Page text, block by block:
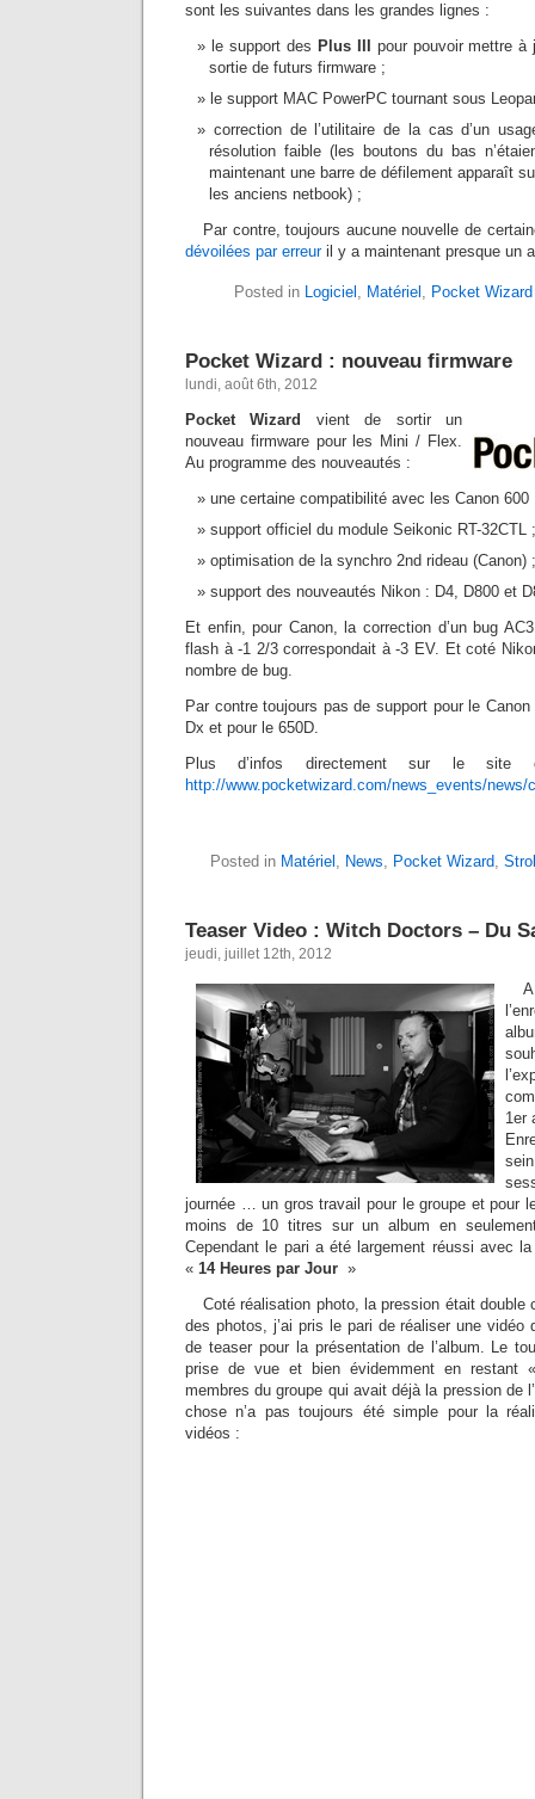
sont les suivantes dans les grandes lignes :
le support des Plus III
pour pouvoir mettre à
sortie de futurs firmware ;
le support MAC PowerPC tournant sous
correction de l’utilitaire de la cas d’un
résolution faible (les boutons du bas
maintenant une barre de défilement apparaît
les anciens netbook) ;
Par contre, toujours aucune nouvelle de
dévoilées par erreuril y a maintenant presque un
Posted in Logiciel , Matériel , Pocket Wizard
Pocket Wizard : nouveau firmware
lundi, août 6th, 2012
Pocket Wizard
vient de sortir un
nouveau firmware pour les Mini / Flex.
Au programme des nouveautés :
une certaine compatibilité avec les Canon 600
support officiel du module Seikonic RT-32CTL ;
optimisation de la synchro 2nd rideau (Canon) ;
support des nouveautés Nikon : D4, D800 et
Et enfin, pour Canon, la correction d’un bug
flash à -1 2/3 correspondait à -3 EV. Et coté
nombre de bug.
Par contre toujours pas de support pour le
Dx et pour le 650D.
Plus d’infos directement sur le site
http://www.pocketwizard.com/news_events/news/
Posted in Matériel , News, Pocket Wizard,
Teaser Video : Witch Doctors – Du
jeudi, juillet 12th, 2012
1er
journée … un gros travail pour le groupe et pour
moins de 10 titres sur un album en
Cependant le pari a été largement réussi avec
« 14 Heures par Jour »
Coté réalisation photo, la pression était double
des photos, j’ai pris le pari de réaliser une vidéo
de teaser pour la présentation de l’album. Le
prise de vue et bien évidemment en
membres du groupe qui avait déjà la pression de
chose n’a pas toujours été simple pour la
vidéos :